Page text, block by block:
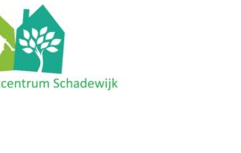
in groepsverband
individueel